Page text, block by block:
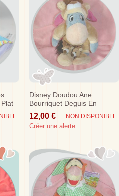
Disney Doudou Ane
Bourriquet Deguis En
Caribou Beige Sos
12,00 € NON DISPONIBLE
Créer une alerte